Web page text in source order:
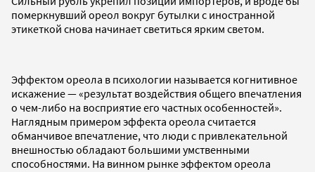
померкнувший ореол вокруг бутылки с иностранной
этикеткой снова начинает светиться ярким светом.
Эффектом ореола в психологии называется когнитивное
искажение — «результат воздействия общего впечатления
о чем-либо на восприятие его частных особенностей».
Наглядным примером эффекта ореола считается
обманчивое впечатление, что люди с привлекательной
внешностью обладают большими умственными
способностями. На винном рынке эффектом ореола